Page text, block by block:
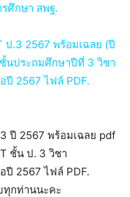
ศึกษา สพฐ.
ป.3 2567 พร้อมเฉลย (ปี
นประถมศึกษาปีที่ 3 วิชา
2567 ไฟล์ PDF.
ปี 2567 พร้อมเฉลย pdf
ชั้น ป. 3 วิชา
2567 ไฟล์ PDF.
ทุกท่านนะคะ